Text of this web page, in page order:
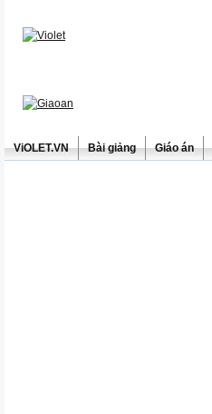
ViOLET.VN Bài giảng Giáo án